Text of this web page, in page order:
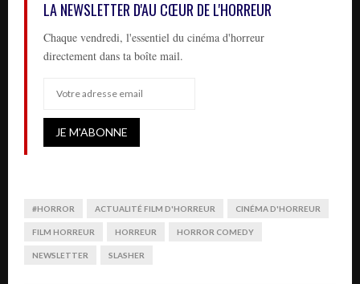
LA NEWSLETTER D'AU CŒUR DE L'HORREUR
Chaque vendredi, l'essentiel du cinéma d'horreur
directement dans ta boîte mail.
#HORROR ACTUALITÉ FILM D'HORREUR CINÉMA D'HORREUR
FILM HORREUR HORREUR HORROR COMEDY
NEWSLETTER SLASHER